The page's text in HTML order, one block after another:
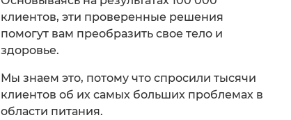
клиентов, эти проверенные решения
помогут вам преобразить свое тело и
здоровье.
Мы знаем это, потому что спросили тысячи
клиентов об их самых больших проблемах в
области питания.